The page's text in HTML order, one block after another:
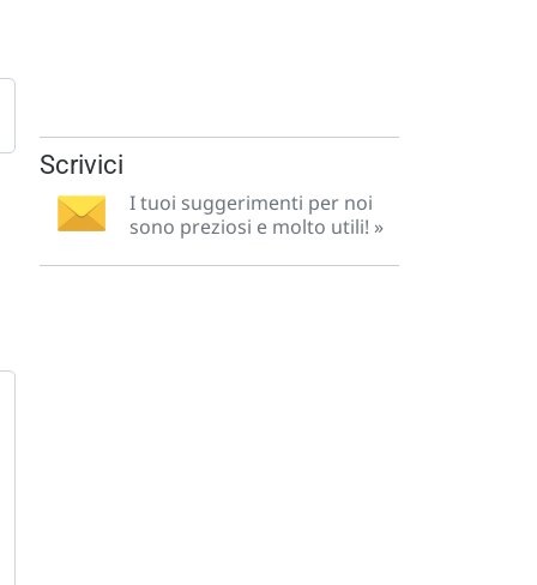
Scrivici
I tuoi suggerimenti per noi
sono preziosi e molto utili! »